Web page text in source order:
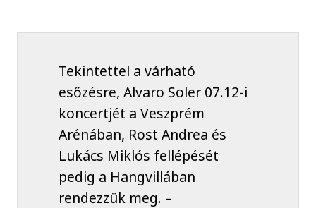
Tekintettel a várható
esőzésre, Alvaro Soler 07.12-i
koncertjét a Veszprém
Arénában, Rost Andrea és
Lukács Miklós fellépését
pedig a Hangvillában
rendezzük meg. –